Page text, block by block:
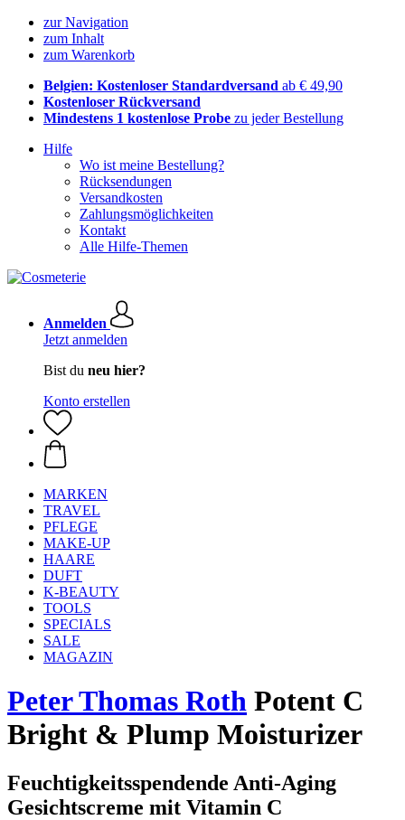
zur Navigation
zum Inhalt
zum Warenkorb
Belgien: Kostenloser Standardversand ab € 49,90
Kostenloser Rückversand
Mindestens 1 kostenlose Probe zu jeder Bestellung
Hilfe
Wo ist meine Bestellung?
Rücksendungen
Versandkosten
Zahlungsmöglichkeiten
Kontakt
Alle Hilfe-Themen
Anmelden
Jetzt anmelden
Bist du neu hier?
Konto erstellen
MARKEN
TRAVEL
PFLEGE
MAKE-UP
HAARE
DUFT
K-BEAUTY
TOOLS
SPECIALS
SALE
MAGAZIN
Peter Thomas Roth Potent C
Bright & Plump Moisturizer
Feuchtigkeitsspendende Anti-Aging
Gesichtscreme mit Vitamin C